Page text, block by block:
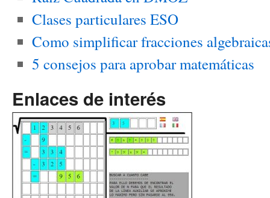
Clases particulares ESO
Como simplificar fracciones
5 consejos para aprobar matemáticas
Enlaces de interés